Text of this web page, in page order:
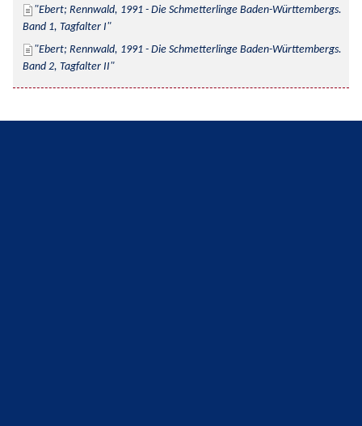
Ebert; Rennwald, 1991 - Die Schmetterlinge Baden-Württembergs.
Band 1, Tagfalter I
Ebert; Rennwald, 1991 - Die Schmetterlinge Baden-Württembergs.
Band 2, Tagfalter II